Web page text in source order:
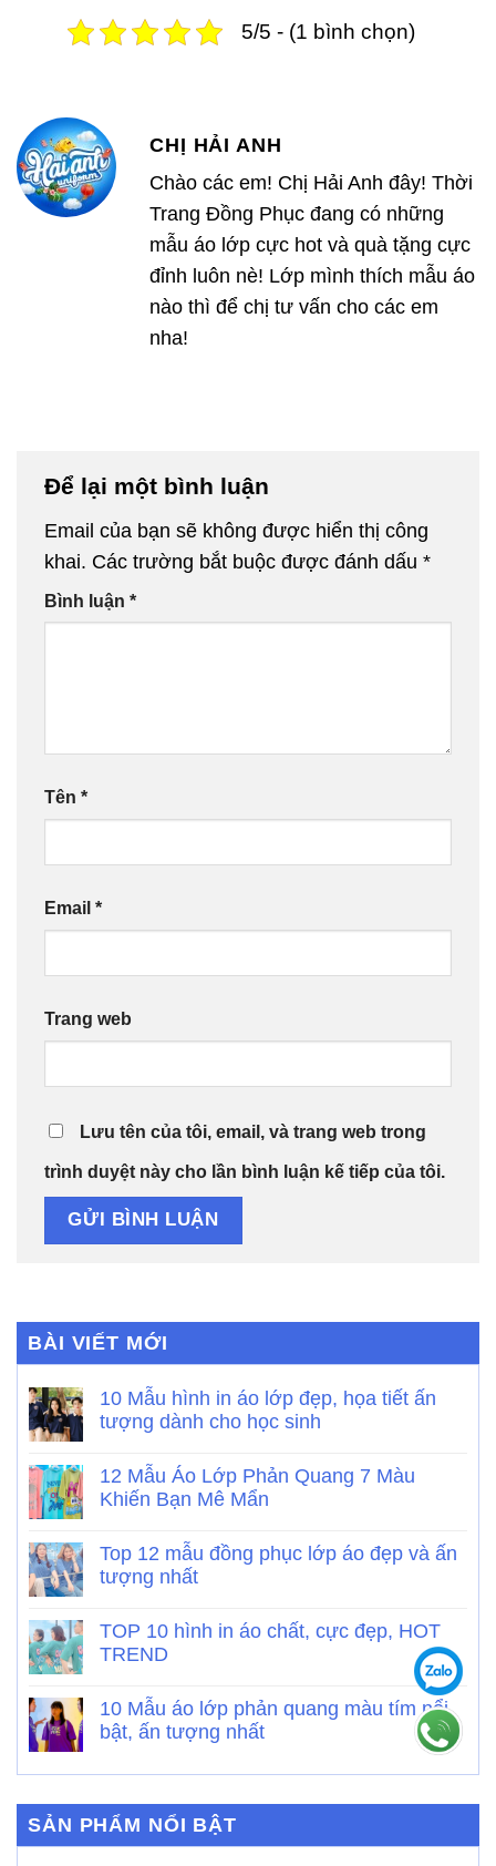
5/5 - (1 bình chọn)
CHỊ HẢI ANH
Chào các em! Chị Hải Anh đây! Thời
Trang Đồng Phục đang có những
mẫu áo lớp cực hot và quà tặng cực
đỉnh luôn nè! Lớp mình thích mẫu áo
nào thì để chị tư vấn cho các em
nha!
Để lại một bình luận
Email của bạn sẽ không được hiển thị công
khai. Các trường bắt buộc được đánh dấu *
Bình luận *
Tên *
Email *
Trang web
Lưu tên của tôi, email, và trang web trong
trình duyệt này cho lần bình luận kế tiếp của tôi.
BÀI VIẾT MỚI
10 Mẫu hình in áo lớp đẹp, họa tiết ấn
tượng dành cho học sinh
12 Mẫu Áo Lớp Phản Quang 7 Màu
Khiến Bạn Mê Mẩn
Top 12 mẫu đồng phục lớp áo đẹp và ấn
tượng nhất
TOP 10 hình in áo chất, cực đẹp, HOT
TREND
10 Mẫu áo lớp phản quang màu tím nổi
bật, ấn tượng nhất
SẢN PHẨM NỔI BẬT